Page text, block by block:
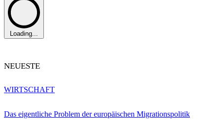
Loading...
NEUESTE
Das eigentliche Problem der europäischen Migrationspolitik
WIRTSCHAFT